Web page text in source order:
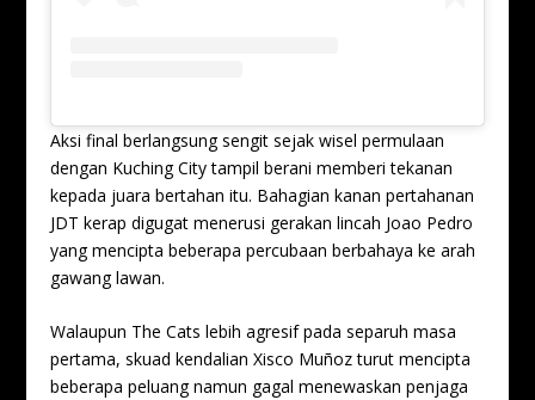
Aksi final berlangsung sengit sejak wisel permulaan
dengan Kuching City tampil berani memberi tekanan
kepada juara bertahan itu. Bahagian kanan pertahanan
JDT kerap digugat menerusi gerakan lincah Joao Pedro
yang mencipta beberapa percubaan berbahaya ke arah
gawang lawan.
Walaupun The Cats lebih agresif pada separuh masa
pertama, skuad kendalian Xisco Muñoz turut mencipta
beberapa peluang namun gagal menewaskan penjaga